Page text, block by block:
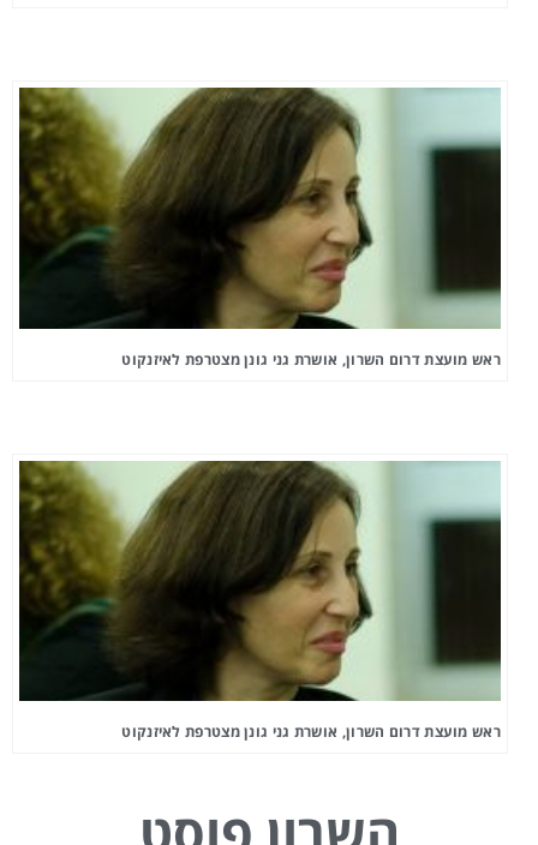
ראש מועצת דרום השרון, אושרת גני גונן מצטרפת לאיזנקוט
ראש מועצת דרום השרון, אושרת גני גונן מצטרפת לאיזנקוט